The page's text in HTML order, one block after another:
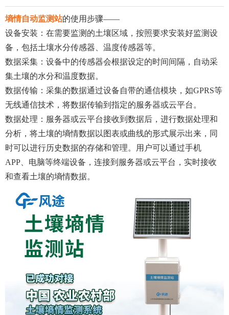
墒情自动监测站的使用步骤——
设备安装：在需要监测的土壤区域，按照要求安装好监测设
备，包括土壤水分传感器、温度传感器等。
数据采集：设备中的传感器会根据设定的时间间隔，自动采
集土壤的水分和温度数据。
数据传输：采集的数据通过设备自带的通信模块，如GPRS等
无线通信技术，将数据传输到指定的服务器或云平台。
数据处理：服务器或云平台接收到数据后，进行数据处理和
分析，将土壤的墒情数据以图表或曲线的形式展示出来，同
时可以进行历史数据的存储和管理。用户可以通过手机
APP、电脑等终端设备，连接到服务器或云平台，实时接收
和查看土壤的墒情数据。